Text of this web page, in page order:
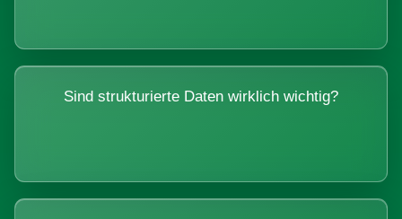
Sind strukturierte Daten wirklich wichtig?